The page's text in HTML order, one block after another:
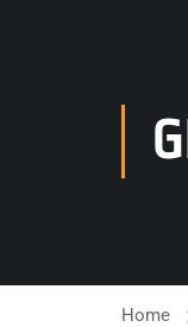
Home